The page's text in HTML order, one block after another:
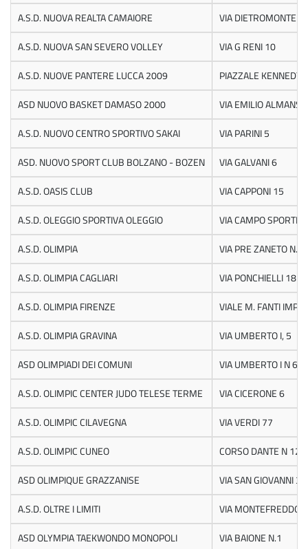
A.S.D. NUOVA REALTA CAMAIORE
VIA DIETROMONTE
A.S.D. NUOVA SAN SEVERO VOLLEY
VIA G RENI 10
A.S.D. NUOVE PANTERE LUCCA 2009
PIAZZALE KENNEDY
ASD NUOVO BASKET DAMASO 2000
VIA EMILIO ALMANSI
A.S.D. NUOVO CENTRO SPORTIVO SAKAI
VIA PARINI 5
ASD. NUOVO SPORT CLUB BOLZANO - BOZEN
VIA GALVANI 6
A.S.D. OASIS CLUB
VIA CAPPONI 15
A.S.D. OLEGGIO SPORTIVA OLEGGIO
VIA CAMPO
A.S.D. OLIMPIA
VIA PRE ZANETO N.5
A.S.D. OLIMPIA CAGLIARI
VIA PONCHIELLI 18
A.S.D. OLIMPIA FIRENZE
VIALE M. FANTI
A.S.D. OLIMPIA GRAVINA
VIA UMBERTO I, 5
ASD OLIMPIADI DEI COMUNI
VIA UMBERTO I N 6
A.S.D. OLIMPIC CENTER JUDO TELESE TERME
VIA CICERONE 6
A.S.D. OLIMPIC CILAVEGNA
VIA VERDI 77
A.S.D. OLIMPIC CUNEO
CORSO DANTE N 12
ASD OLIMPIQUE GRAZZANISE
VIA SAN GIOVANNI 3
A.S.D. OLTRE I LIMITI
VIA MONTEFREDDO
ASD OLYMPIA TAEKWONDO MONOPOLI
VIA BAIONE N.1